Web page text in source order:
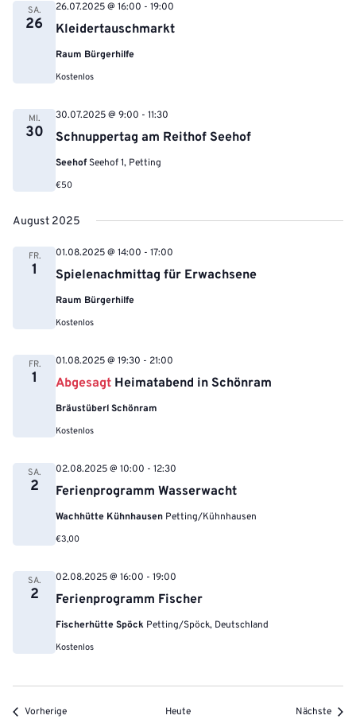
SA.
26 Kleidertauschmarkt
26.07.2025 @ 16:00 - 19:00
Raum Bürgerhilfe
Kostenlos
MI.
30 Schnuppertag am Reithof Seehof
30.07.2025 @ 9:00 - 11:30
SeehofSeehof 1, Petting
€50
August 2025
FR.
1 Spielenachmittag für Erwachsene
01.08.2025 @ 14:00 - 17:00
Raum Bürgerhilfe
Kostenlos
FR.
1 Abgesagt Heimatabend in Schönram
01.08.2025 @ 19:30 - 21:00
Bräustüberl Schönram
Kostenlos
SA.
2 Ferienprogramm Wasserwacht
02.08.2025 @ 10:00 - 12:30
Wachhütte Kühnhausen Petting/Kühnhausen
€3,00
SA.
2 Ferienprogramm Fischer
02.08.2025 @ 16:00 - 19:00
Fischerhütte Spöck Petting/Spöck, Deutschland
Kostenlos
VorherigeVeranstaltungen Heute Nächste